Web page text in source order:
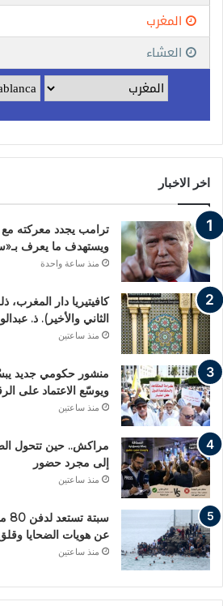
اخر الاخبار
ترامب يجدد معركته مع
ويستهدف ما يعرف
منذ ساعة واحدة
كافيتيريا دار
الثاني والأخير). ذ. عبدالواحد حمزة.
منذ ساعتين
منشور حكومي جديد
ويوسّع الاعتماد على
منذ ساعتين
مراكش.. حين تتحول
إلى مجرد حضور
منذ ساعتين
عن هويات الضحايا
منذ ساعتين